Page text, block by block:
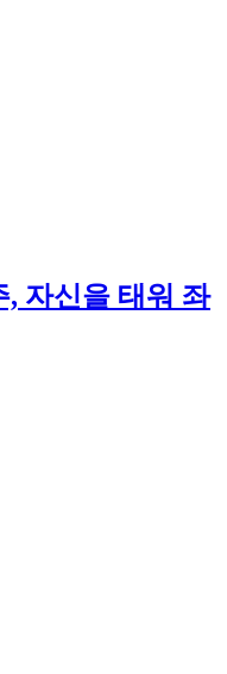
자신을 태워 좌